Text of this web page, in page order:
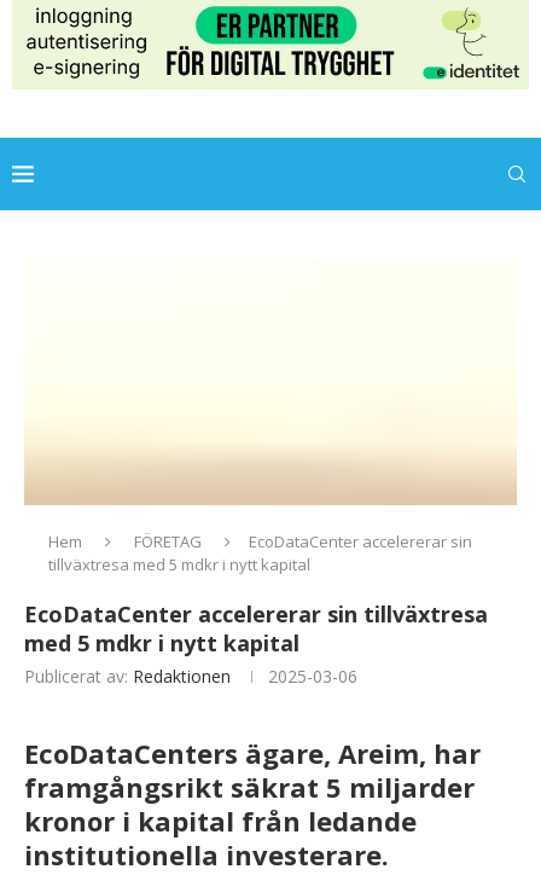
Hem FÖRETAG
EcoDataCenter accelererar sin
tillväxtresa med 5 mdkr i nytt kapital
EcoDataCenter accelererar sin tillväxtresa
med 5 mdkr i nytt kapital
Publicerat av: Redaktionen 2025-03-06
EcoDataCenters ägare, Areim, har
framgångsrikt säkrat 5 miljarder
kronor i kapital från ledande
institutionella investerare.